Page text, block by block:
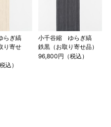
らぎ縞
り寄せ
込）
小千谷縮 ゆらぎ縞
鉄黒（お取り寄せ品）
96,800円（税込）